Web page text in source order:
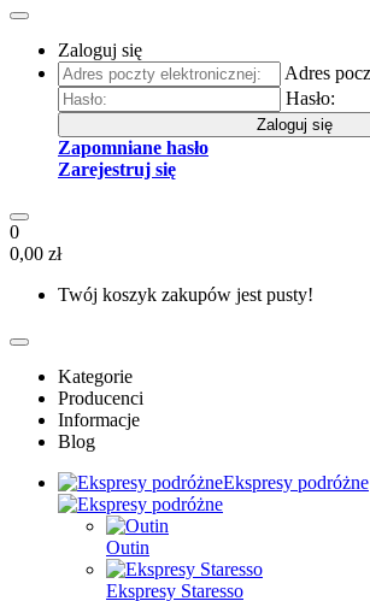
Zaloguj się
Adres
Hasło:
Zaloguj się
Zapomniane hasło
Zarejestruj się
0
0,00 zł
Twój koszyk zakupów jest pusty!
Kategorie
Producenci
Informacje
Blog
Ekspresy podróżne
Outin
Ekspresy Staresso